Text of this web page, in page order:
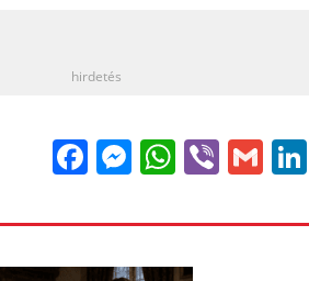
hirdetés
FacebookViber